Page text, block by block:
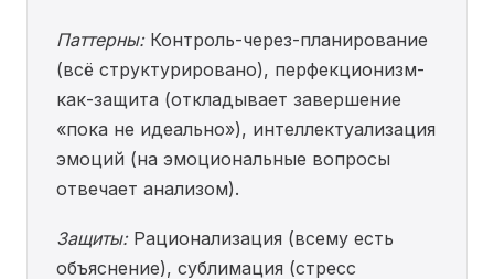
Паттерны:Контроль-через-планирование
(всё структурировано), перфекционизм-
как-защита (откладывает завершение
«пока не идеально»), интеллектуализация
эмоций (на эмоциональные вопросы
отвечает анализом).
Защиты:Рационализация (всему есть
объяснение), сублимация (стресс